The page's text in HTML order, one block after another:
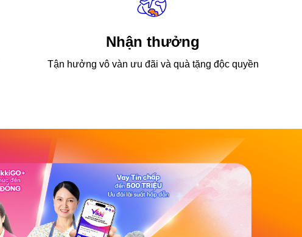
Nhận thưởng
Tận hưởng vô vàn ưu đãi và quà tặng độc quyền